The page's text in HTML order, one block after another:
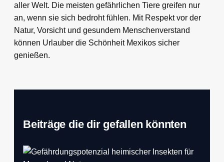
aller Welt. Die meisten gefährlichen Tiere greifen nur
an, wenn sie sich bedroht fühlen. Mit Respekt vor der
Natur, Vorsicht und gesundem Menschenverstand
können Urlauber die Schönheit Mexikos sicher
genießen.
Beiträge die dir gefallen könnten